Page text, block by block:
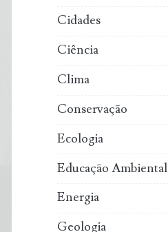
Cidades
Ciência
Clima
Conservação
Ecologia
Educação Ambiental
Energia
Geologia